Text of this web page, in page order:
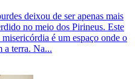
deixou de ser apenas mais
no meio dos Pirineus. Este
é um espaço onde o
a terra. Na...